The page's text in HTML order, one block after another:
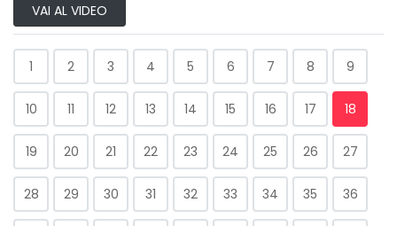
VAI AL VIDEO
1 2 3 4 5 6 7 8 9
10 11 12 13 14 15 16 17 18
19 20 21 22 23 24 25 26 27
28 29 30 31 32 33 34 35 36